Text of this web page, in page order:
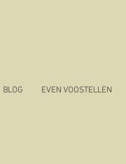
BLOG EVEN VOOSTELLEN